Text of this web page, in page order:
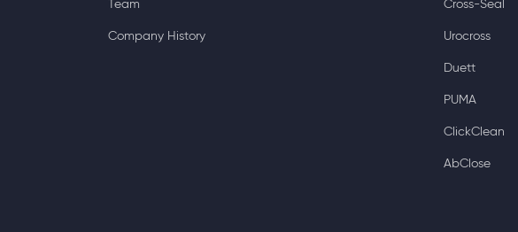
Team
Company History
Cross-Seal
Urocross
Duett
PUMA
ClickClean
AbClose